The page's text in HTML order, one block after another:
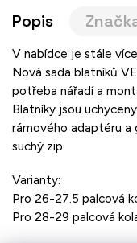
Popis
V nabídce je stále
Nová sada blatníků
potřeba nářadí a
Blatníky jsou
rámového adaptéru a
suchý zip.
Varianty:
Pro 26-27.5 palcová
Pro 28-29 palcová